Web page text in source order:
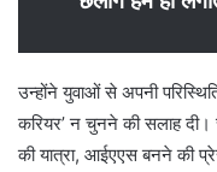
उन्होंने युवाओं से अपनी
करियर’ न चुनने की सलाह दी।
की यात्रा, आईएएस बनने की